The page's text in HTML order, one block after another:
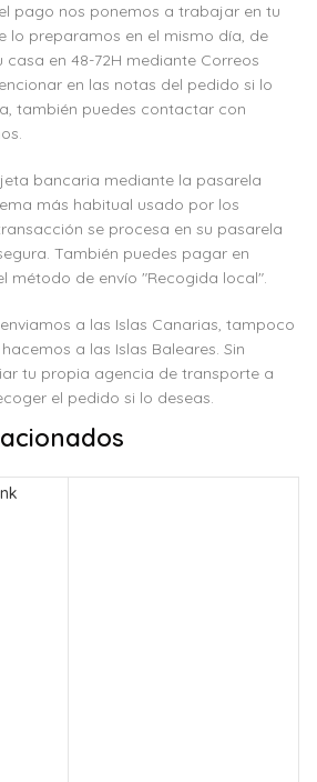
pago nos ponemos a trabajar en tu
lo preparamos en el mismo día, de
en 48-72H mediante Correos
en las notas del pedido si lo
también puedes contactar con
bancaria mediante la pasarela
más habitual usado por los
se procesa en su pasarela
También puedes pagar en
método de envío "Recogida local".
a las Islas Canarias, tampoco
a las Islas Baleares. Sin
tu propia agencia de transporte a
el pedido si lo deseas.